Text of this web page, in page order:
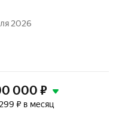
2026
000 ₽
₽ в месяц